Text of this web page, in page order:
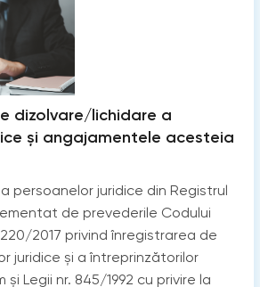
dizolvare/lichidare a
și angajamentele acesteia
persoanelor juridice din Registrul
de prevederile Codului
220/2017 privind înregistrarea de
juridice și a întreprinzătorilor
și Legii nr. 845/1992 cu privire la